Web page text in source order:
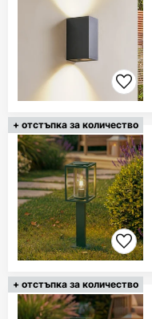
+ отстъпка за количество
+ отстъпка за количество